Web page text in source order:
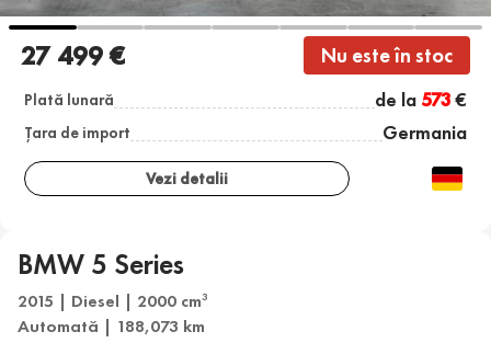
27 499 € Nu este în stoc
Plată lunară de la 573€
Țara de import Germania
Vezi detalii
BMW 5 Series
2015 | Diesel | 2000 cm3
Automată | 188,073 km